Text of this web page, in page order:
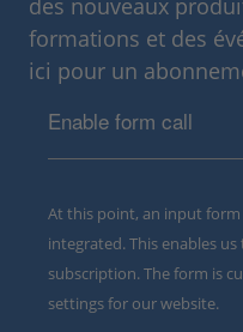
des nouveaux
formations et des
ici pour un
Enable form call
At this point, an input
integrated. This enables
subscription. The form is
settings for our website.